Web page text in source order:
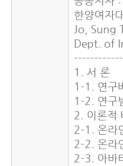
한양여자
Jo, Sung
Dept. of
1. 서 론
1-1. 연구
1-2. 연구
2. 이론적
2-1. 온라
2-2. 온라
2-3. 아바